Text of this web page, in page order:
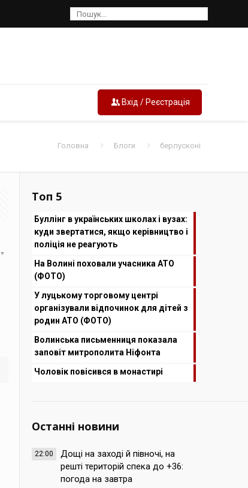
Вхід / Реєстрація
Головна Блоги берлусконі
Топ 5
Буллінг в українських школах і вузах:
куди звертатися, якщо керівництво і
поліція не реагують
На Волині поховали учасника АТО
(ФОТО)
У луцькому торговому центрі
організували відпочинок для дітей з
родин АТО (ФОТО)
Волинська письменниця показала
заповіт митрополита Ніфонта
Чоловік повісився в монастирі
Останні новини
22:00
Дощі на заході й півночі, на
решті територій спека до +36:
погода на завтра